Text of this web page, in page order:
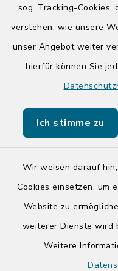
sog. Tracking-Cookies,
verstehen, wie unsere
unser Angebot weiter
hierfür können Sie
Ich stimme zu
Wir weisen darauf
Cookies einsetzen, um
Website zu
weiterer Dienste wird
Weitere
Donnerstag
14:00-17:00 Uhr
Quicklinks
Tourist-Info